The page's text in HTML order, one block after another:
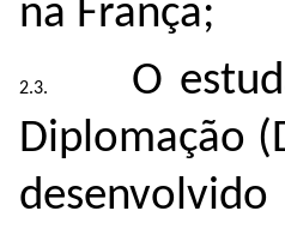
na França;
O
Diplomação